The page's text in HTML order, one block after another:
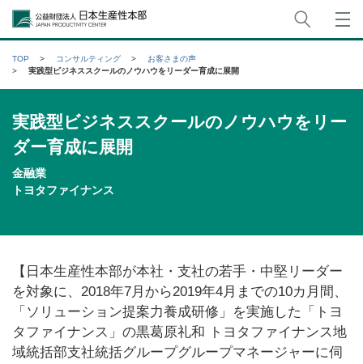
公益財団法人日本生産性本部
TOP コンサルティング
お客さまの声
実践型ビジネススクールのノウハウをリーダー育成に展開
実践型ビジネススクールのノウハウをリー
ダー育成に展開
金融業
トヨタファイナンス
【日本生産性本部が本社・支社の若手・中堅リーダー
を対象に、 2018年7月から2019年4月までの10カ月間、
「ソリューション提案力養成研修」を実施した「トヨ
タファイナンス」の黒葛原礼和 トヨタファイナンス地
域統括部支社統括グループグループマネージャーに伺